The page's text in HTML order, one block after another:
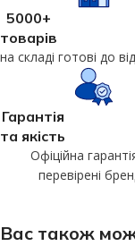
5000+
товарів
на складі готові до
Гарантія
та якість
Офіційна
перевірені
Вас також